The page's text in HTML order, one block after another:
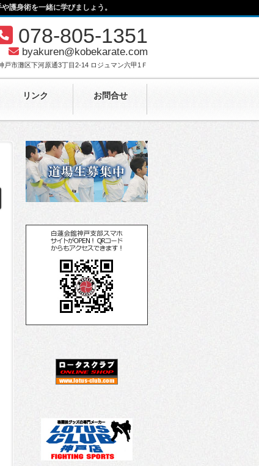
リンク お問合せ
078-805-1351
byakuren@kobekarate.com
戸市灘区下河原通3丁目2-14 ロジュマン六甲1Ｆ
護身術を一緒に学びましょう。